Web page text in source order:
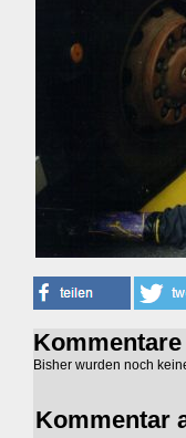
Kommentare
Bisher wurden noch
Kommentar